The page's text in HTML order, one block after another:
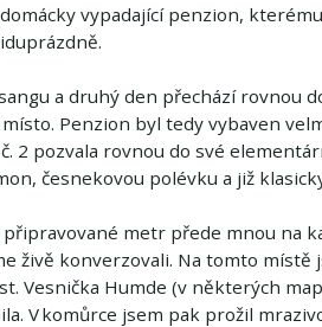
vypadající penzion,
a druhý den přechází rovnou
Penzion byl tedy vybaven
2 pozvala rovnou do své
česnekovou polévku a již
metr přede mnou na
živě konverzovali. Na tomto místě
Vesnička Humde (v některých
V komůrce jsem pak prožil